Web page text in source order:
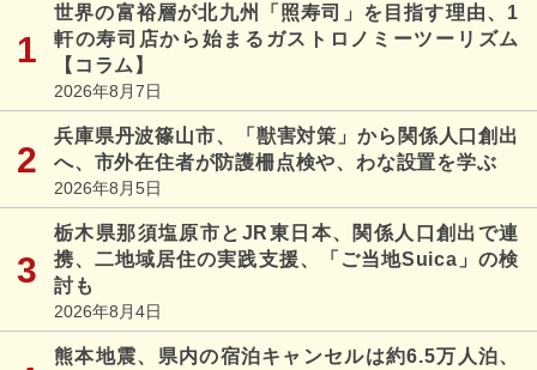
世界の富裕層が北九州「照寿司」を目指す理由、1
軒の寿司店から始まるガストロノミーツーリズム
【コラム】
2026年8月7日
兵庫県丹波篠山市、「獣害対策」から関係人口創出
へ、市外在住者が防護柵点検や、わな設置を学ぶ
2026年8月5日
栃木県那須塩原市とJR東日本、関係人口創出で連
携、二地域居住の実践支援、「ご当地Suica」の検
討も
2026年8月4日
熊本地震、県内の宿泊キャンセルは約6.5万人泊、